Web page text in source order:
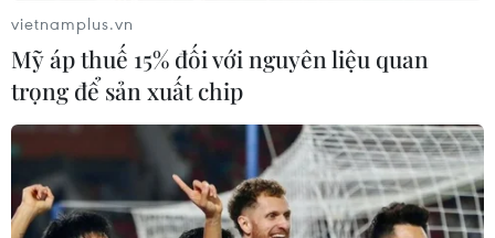
Chuyển đổi số: Giải pháp căn cơ giúp
doanh nghiệp nâng sức cạnh tranh
vietnamplus.vn
Mỹ áp thuế 15% đối với nguyên liệu quan
trọng để sản xuất chip